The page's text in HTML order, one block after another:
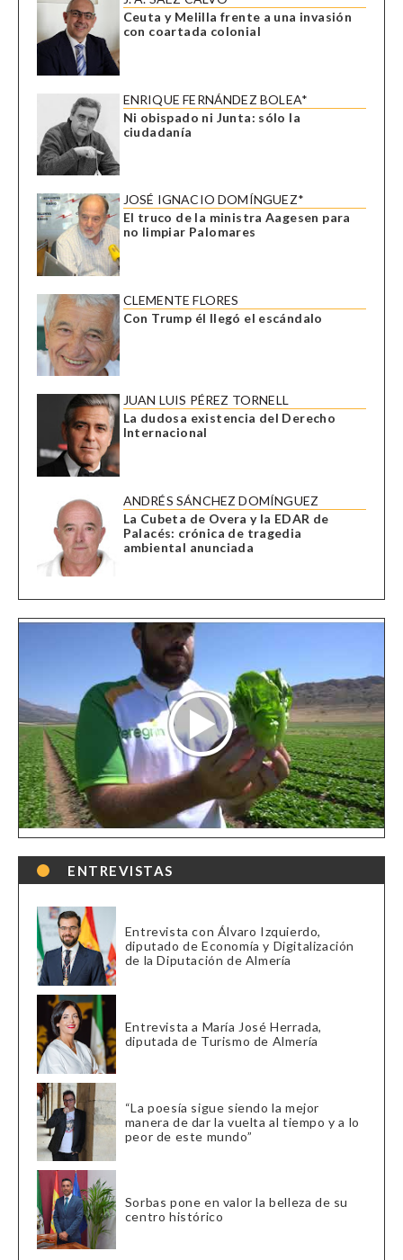
Ceuta y Melilla frente a una invasión
con coartada colonial
ENRIQUE FERNÁNDEZ BOLEA*
Ni obispado ni Junta: sólo la
ciudadanía
JOSÉ IGNACIO DOMÍNGUEZ*
El truco de la ministra Aagesen para
no limpiar Palomares
CLEMENTE FLORES
Con Trump él llegó el escándalo
JUAN LUIS PÉREZ TORNELL
La dudosa existencia del Derecho
Internacional
ANDRÉS SÁNCHEZ DOMÍNGUEZ
La Cubeta de Overa y la EDAR de
Palacés: crónica de tragedia
ambiental anunciada
ENTREVISTAS
Entrevista con Álvaro Izquierdo,
diputado de Economía y Digitalización
de la Diputación de Almería
Entrevista a María José Herrada,
diputada de Turismo de Almería
“La poesía sigue siendo la mejor
manera de dar la vuelta al tiempo y a lo
peor de este mundo”
Sorbas pone en valor la belleza de su
centro histórico